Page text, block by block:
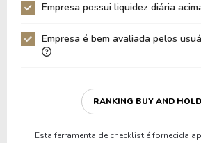
Empresa possui liquidez diária
Empresa é bem avaliada pelos
RANKING BUY AND HOLD
Esta ferramenta de checklist é fornecida